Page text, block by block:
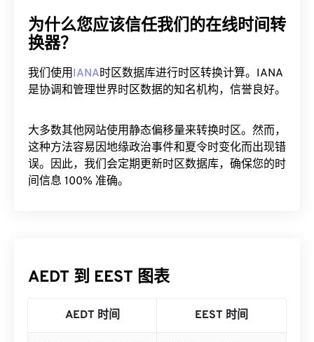
为什么您应该信任我们的在线时间转
换器？
我们使用IANA时区数据库进行时区转换计算。IANA
是协调和管理世界时区数据的知名机构，信誉良好。
大多数其他网站使用静态偏移量来转换时区。然而，
这种方法容易因地缘政治事件和夏令时变化而出现错
误。因此，我们会定期更新时区数据库，确保您的时
间信息 100% 准确。
AEDT 到 EEST 图表
AEDT 时间 EEST 时间